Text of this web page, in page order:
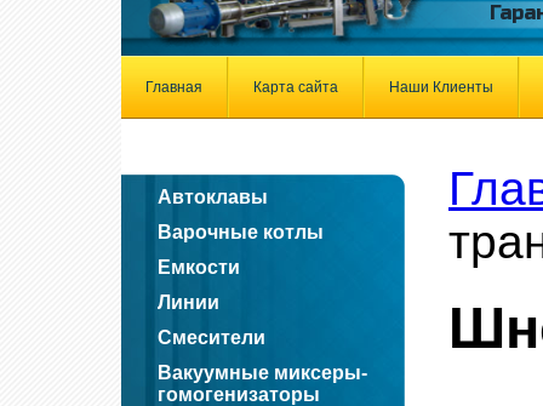
Главная Карта сайта Наши Клиенты
Автоклавы
Варочные котлы
Емкости
Линии
Смесители
Вакуумные миксеры-
гомогенизаторы